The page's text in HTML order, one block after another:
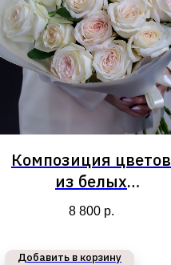
Композиция цветов
из белых
пионовидных роз в
Приморском районе
№343
8 800 р.
Добавить в корзину